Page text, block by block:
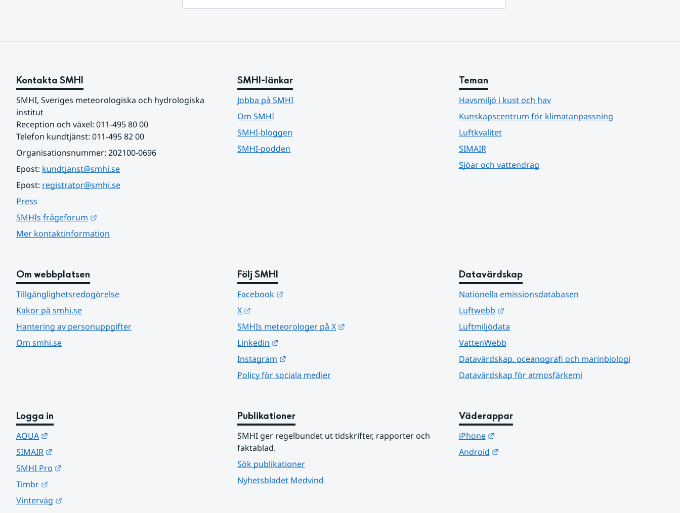
Kontakta SMHI
SMHI, Sveriges meteorologiska och hydrologiska
institut
Reception och växel: 011-495 80 00
Telefon kundtjänst: 011-495 82 00
Organisationsnummer: 202100-0696
Epost: kundtjanst@smhi.se
Epost: registrator@smhi.se
Press
SMHIs frågeforum
Mer kontaktinformation
SMHI-länkar
Jobba på SMHI
Om SMHI
SMHI-bloggen
SMHI-podden
Teman
Havsmiljö i kust och hav
Kunskapscentrum för klimatanpassning
Luftkvalitet
SIMAIR
Sjöar och vattendrag
Om webbplatsen
Tillgänglighetsredogörelse
Kakor på smhi.se
Hantering av personuppgifter
Om smhi.se
Följ SMHI
Facebook
X
SMHIs meteorologer på X
Linkedin
Instagram
Policy för sociala medier
Datavärdskap
Nationella emissionsdatabasen
Luftwebb
Länk till annan webbplats.
Luftmiljödata
VattenWebb
Datavärdskap, oceanografi och marinbiologi
Datavärdskap för atmosfärkemi
Logga in
AQUA
SIMAIR
SMHI Pro
Timbr
Vinterväg
Publikationer
SMHI ger regelbundet ut tidskrifter, rapporter och
faktablad.
Sök publikationer
Nyhetsbladet Medvind
Väderappar
iPhone
Länk till annan webbplats.
Android
Länk till annan webbplats.